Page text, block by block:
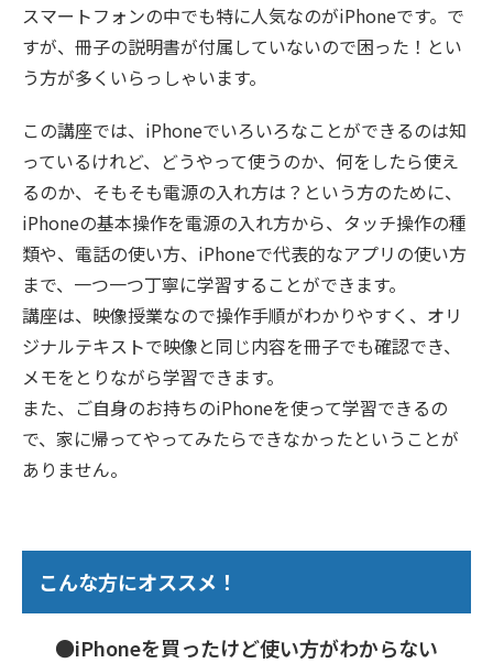
スマートフォンの中でも特に人気なのがiPhoneです。で
すが、冊子の説明書が付属していないので困った！とい
う方が多くいらっしゃいます。
この講座では、iPhoneでいろいろなことができるのは知
っているけれど、どうやって使うのか、何をしたら使え
るのか、そもそも電源の入れ方は？という方のために、
iPhoneの基本操作を電源の入れ方から、タッチ操作の種
類や、電話の使い方、iPhoneで代表的なアプリの使い方
まで、一つ一つ丁寧に学習することができます。
講座は、映像授業なので操作手順がわかりやすく、オリ
ジナルテキストで映像と同じ内容を冊子でも確認でき、
メモをとりながら学習できます。
また、ご自身のお持ちのiPhoneを使って学習できるの
で、家に帰ってやってみたらできなかったということが
ありません。
こんな方にオススメ！
●iPhoneを買ったけど使い方がわからない